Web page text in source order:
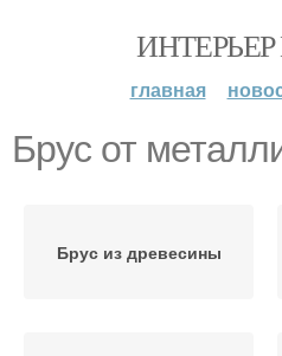
главная
Брус от
Брус из древесины